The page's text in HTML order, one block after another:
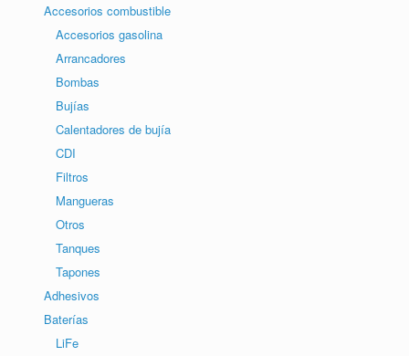
Accesorios combustible
Accesorios gasolina
Arrancadores
Bombas
Bujías
Calentadores de bujía
CDI
Filtros
Mangueras
Otros
Tanques
Tapones
Adhesivos
Baterías
LiFe